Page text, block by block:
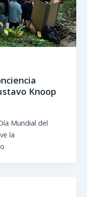
Knoop
Mundial del
la